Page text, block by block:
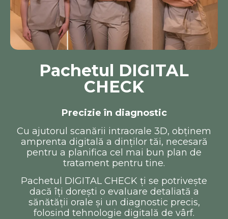
Pachetul DIGITAL
CHECK
Precizie în diagnostic
Cu ajutorul scanării intraorale 3D, obținem
amprenta digitală a dinților tăi, necesară
pentru a planifica cel mai bun plan de
tratament pentru tine.
Pachetul DIGITAL CHECK ți se potrivește
dacă îți dorești o evaluare detaliată a
sănătății orale și un diagnostic precis,
folosind tehnologie digitală de vârf.